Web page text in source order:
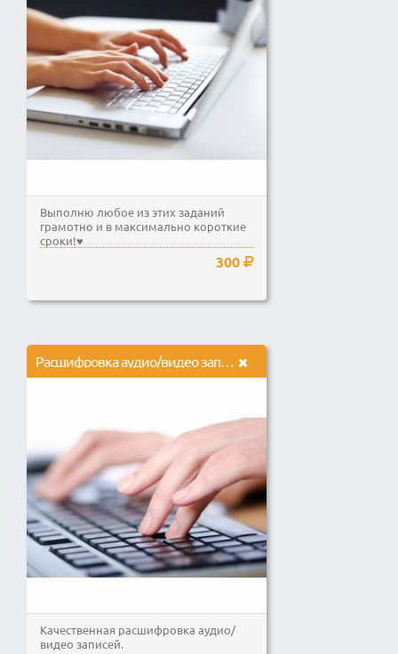
Выполню любое из этих заданий
грамотно и в максимально короткие
сроки!♥
300
Расшифровка аудио/видео записей
Качественная расшифровка аудио/
видео записей.